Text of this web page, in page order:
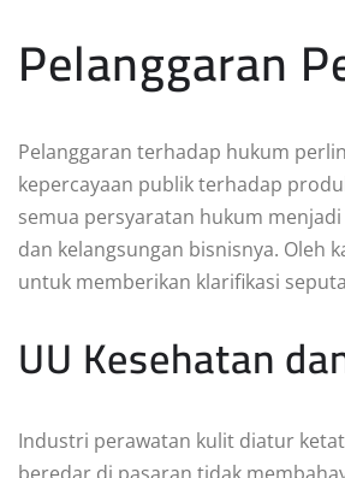
Pelanggaran
Pelanggaran terhadap hukum
kepercayaan publik terhadap
semua persyaratan hukum
dan kelangsungan bisnisnya. Oleh
untuk memberikan klarifikasi
UU Kesehatan
Industri perawatan kulit diatur